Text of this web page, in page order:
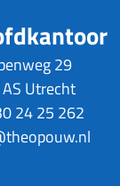
29
Utrecht
24 25 262